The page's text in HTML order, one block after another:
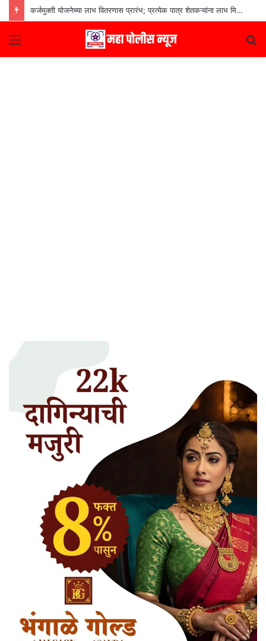
कर्जमुक्ती योजनेच्या लाभ वितरणास प्रारंभ; प्रत्येक पात्र शेतकऱ्यांना लाभ मिळणार– मुख्यमंत्री देवेंद्र फडणवीस
Menu